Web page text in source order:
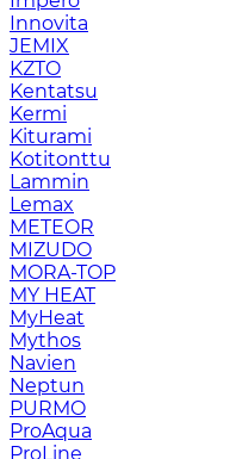
Innovita
JEMIX
KZTO
Kentatsu
Kermi
Kiturami
Kotitonttu
Lammin
Lemax
METEOR
MIZUDO
MORA-TOP
MY HEAT
MyHeat
Mythos
Navien
Neptun
PURMO
ProAqua
ProLine